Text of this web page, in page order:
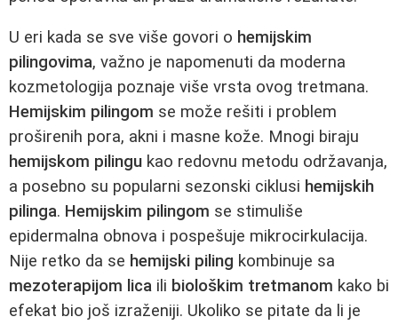
U eri kada se sve više govori o hemijskim
pilingovima, važno je napomenuti da moderna
kozmetologija poznaje više vrsta ovog tretmana.
Hemijskim pilingom se može rešiti i problem
proširenih pora, akni i masne kože. Mnogi biraju
hemijskom pilingu kao redovnu metodu održavanja,
a posebno su popularni sezonski ciklusi hemijskih
pilinga. Hemijskim pilingom se stimuliše
epidermalna obnova i pospešuje mikrocirkulacija.
Nije retko da se hemijski piling kombinuje sa
mezoterapijom lica ili biološkim tretmanom kako bi
efekat bio još izraženiji. Ukoliko se pitate da li je